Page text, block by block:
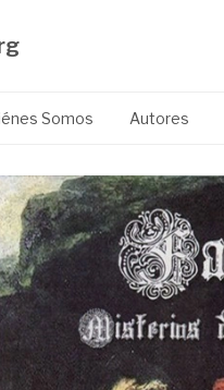
Somos Autores